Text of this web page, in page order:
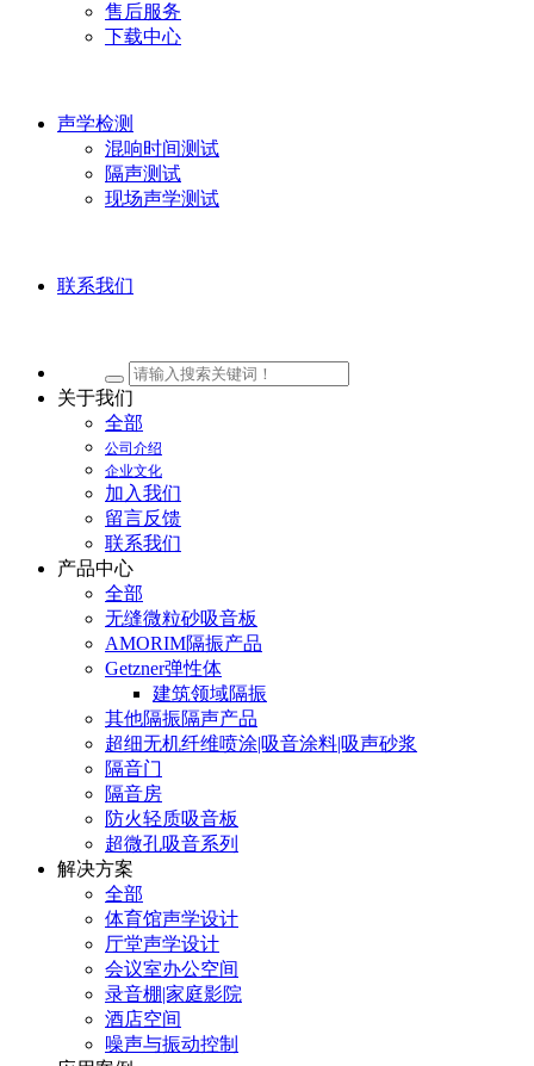
售后服务
下载中心
声学检测
混响时间测试
隔声测试
现场声学测试
联系我们
关于我们
全部
公司介绍
企业文化
加入我们
留言反馈
联系我们
产品中心
全部
无缝微粒砂吸音板
AMORIM隔振产品
Getzner弹性体
建筑领域隔振
其他隔振隔声产品
超细无机纤维喷涂|吸音涂料|吸声砂浆
隔音门
隔音房
防火轻质吸音板
超微孔吸音系列
解决方案
全部
体育馆声学设计
厅堂声学设计
会议室办公空间
录音棚|家庭影院
酒店空间
噪声与振动控制